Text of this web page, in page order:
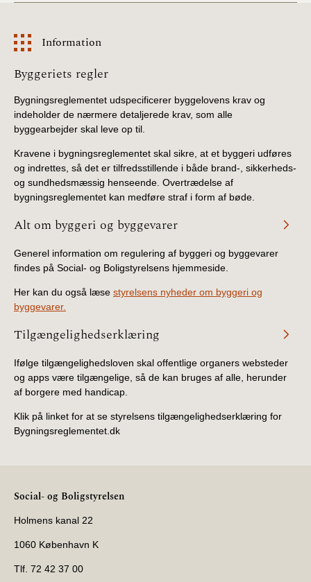
Information
Information
Byggeriets regler
Bygningsreglementet udspecificerer byggelovens krav og
indeholder de nærmere detaljerede krav, som alle
byggearbejder skal leve op til.
Kravene i bygningsreglementet skal sikre, at et byggeri udføres
og indrettes, så det er tilfredsstillende i både brand-, sikkerheds-
og sundhedsmæssig henseende. Overtrædelse af
bygningsreglementet kan medføre straf i form af bøde.
Alt om byggeri og byggevarer
Generel information om regulering af byggeri og byggevarer
findes på Social- og Boligstyrelsens hjemmeside.
Her kan du også læse styrelsens nyheder om byggeri og
byggevarer.
Tilgængelighedserklæring
Ifølge tilgængelighedsloven skal offentlige organers websteder
og apps være tilgængelige, så de kan bruges af alle, herunder
af borgere med handicap.
Klik på linket for at se styrelsens tilgængelighedserklæring for
Bygningsreglementet.dk
Social- og Boligstyrelsen
Holmens kanal 22
1060 København K
Tlf. 72 42 37 00